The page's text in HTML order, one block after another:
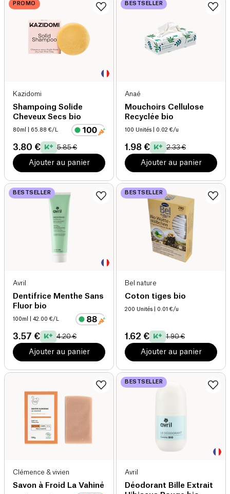
PROMO
Kazidomi
Shampoing Solide
Cheveux Secs bio
80ml | 65.88 €/L
3.80 € 5.85 €
Ajouter au panier
BESTSELLER
Anaé
Mouchoirs Cellulose
Recyclée bio
100 Unités | 0.02 €/u
1.98 € 2.33 €
Ajouter au panier
BESTSELLER
Avril
Dentifrice Menthe Sans
Fluor bio
100ml | 42.00 €/L
3.57 € 4.20 €
Ajouter au panier
BESTSELLER
Bel nature
Coton tiges bio
200 Unités | 0.01 €/u
1.62 € 1.90 €
Ajouter au panier
Clémence & vivien
Savon à Froid La Vahiné
BESTSELLER
Avril
Déodorant Bille Extrait